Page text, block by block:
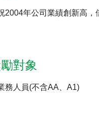
2004年公司業績創新高，
對象
務人員(不含AA、A1)